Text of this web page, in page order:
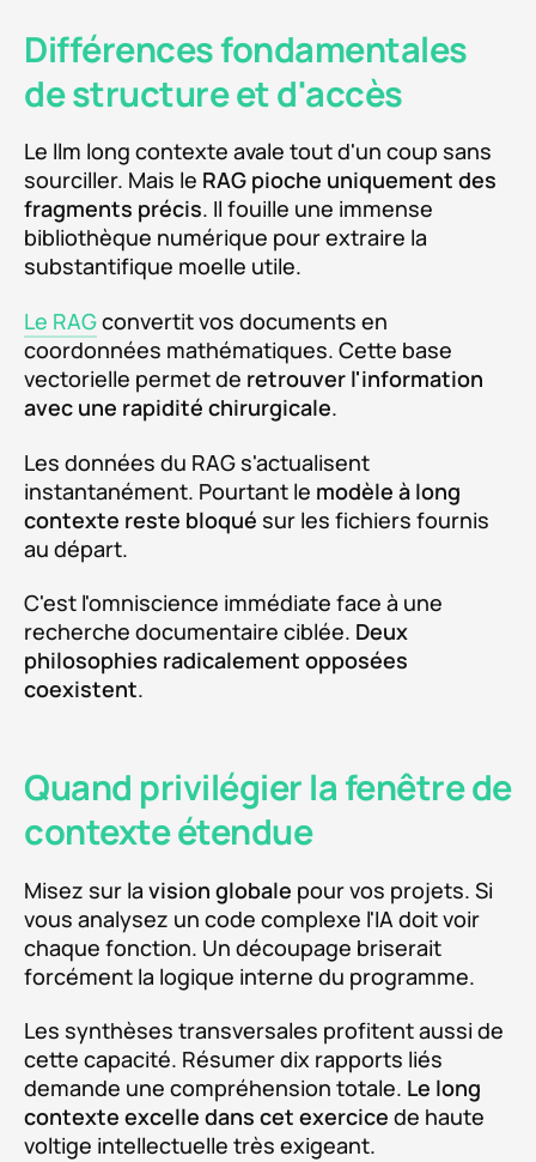
Différences fondamentales
de structure et d'accès
Le llm long contexte avale tout d'un coup sans
sourciller. Mais le RAG pioche uniquement des
fragments précis. Il fouille une immense
bibliothèque numérique pour extraire la
substantifique moelle utile.
Le RAGconvertit vos documents en
coordonnées mathématiques. Cette base
vectorielle permet de retrouver l'information
avec une rapidité chirurgicale.
Les données du RAG s'actualisent
instantanément. Pourtant le modèle à long
contexte reste bloqué sur les fichiers fournis
au départ.
C'est l'omniscience immédiate face à une
recherche documentaire ciblée. Deux
philosophies radicalement opposées
coexistent.
Quand privilégier la fenêtre de
contexte étendue
Misez sur la vision globale pour vos projets. Si
vous analysez un code complexe l'IA doit voir
chaque fonction. Un découpage briserait
forcément la logique interne du programme.
Les synthèses transversales profitent aussi de
cette capacité. Résumer dix rapports liés
demande une compréhension totale. Le long
contexte excelle dans cet exercice de haute
voltige intellectuelle très exigeant.